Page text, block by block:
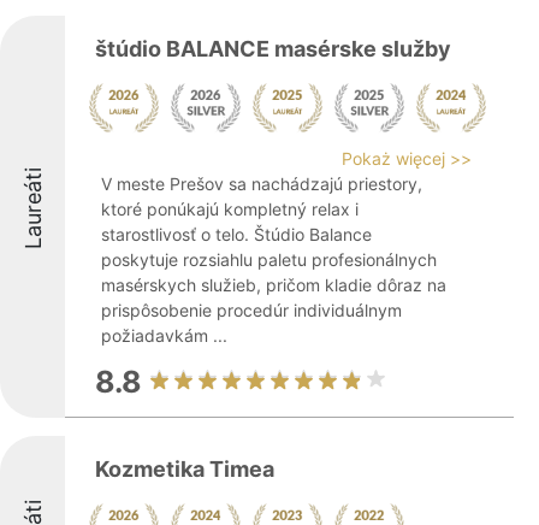
Laureáti
štúdio BALANCE masérske služby
Pokaż więcej >>
V meste Prešov sa nachádzajú priestory,
ktoré ponúkajú kompletný relax i
starostlivosť o telo. Štúdio Balance
poskytuje rozsiahlu paletu profesionálnych
masérskych služieb, pričom kladie dôraz na
prispôsobenie procedúr individuálnym
požiadavkám ...
8.8
Kozmetika Timea